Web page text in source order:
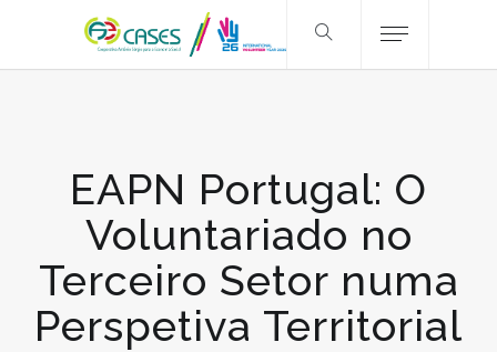
EAPN Portugal: O
Voluntariado no
Terceiro Setor numa
Perspetiva Territorial